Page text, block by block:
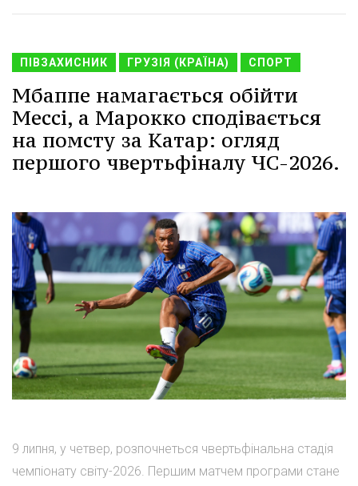
ПІВЗАХИСНИК ГРУЗІЯ (КРАЇНА) СПОРТ
Мбаппе намагається обійти
Мессі, а Марокко сподівається
на помсту за Катар: огляд
першого чвертьфіналу ЧС-2026.
9 липня, у четвер, розпочнеться чвертьфінальна стадія
чемпіонату світу-2026. Першим матчем програми стане